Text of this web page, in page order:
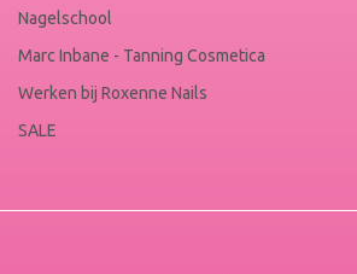
Nagelschool
Marc Inbane - Tanning Cosmetica
Werken bij Roxenne Nails
SALE